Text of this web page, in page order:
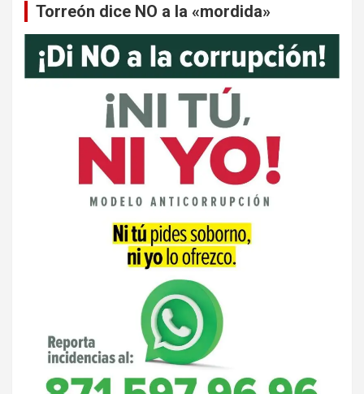
Torreón dice NO a la «mordida»